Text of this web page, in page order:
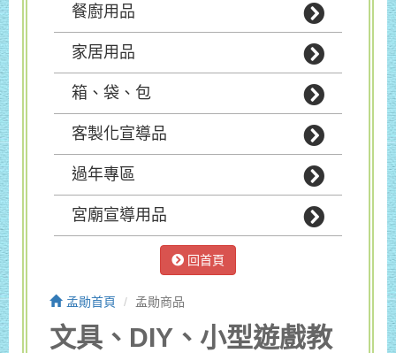
餐廚用品
家居用品
箱、袋、包
客製化宣導品
過年專區
宮廟宣導用品
回首頁
孟勛首頁 孟勛商品
文具、DIY、小型遊戲教